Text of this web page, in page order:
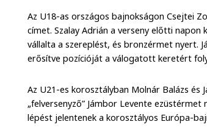
Az U18-as országos bajnokságon Csejtei
címet. Szalay Adrián a verseny előtti
vállalta a szereplést, és bronzérmet nyert.
erősítve pozícióját a válogatott keretért
Az U21-es korosztályban Molnár Balázs
„felversenyző” Jámbor Levente
lépést jelentenek a korosztályos Európa-